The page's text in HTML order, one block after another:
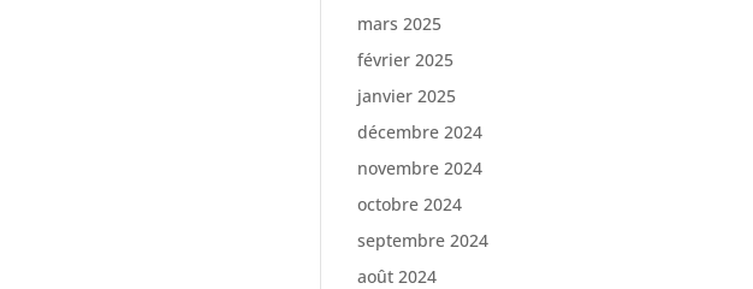
mars 2025
février 2025
janvier 2025
décembre 2024
novembre 2024
octobre 2024
septembre 2024
août 2024